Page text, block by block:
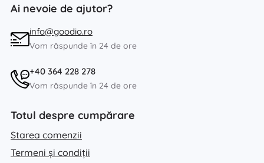
Ai nevoie de ajutor?
info@goodio.ro
Vom răspunde în 24 de ore
+40 364 228 278
Vom răspunde în 24 de ore
Totul despre cumpărare
Starea comenzii
Termeni și condiții